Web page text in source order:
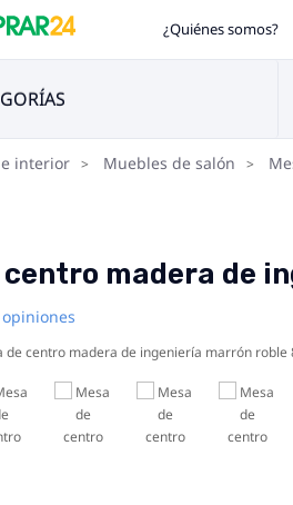
¿Quiénes somos?
interior Muebles de salón
centro madera de